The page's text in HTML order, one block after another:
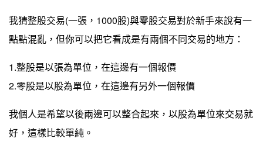
我猜整股交易(一張，1000股)與零股交易對於新手來說有一
點點混亂，但你可以把它看成是有兩個不同交易的地方：
1.整股是以張為單位，在這邊有一個報價
2.零股是以股為單位，在這邊有另外一個報價
我個人是希望以後兩邊可以整合起來，以股為單位來交易就
好，這樣比較單純。